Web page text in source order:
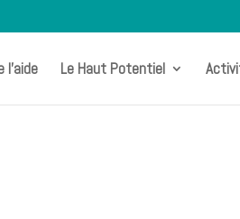
l’aide Le Haut Potentiel